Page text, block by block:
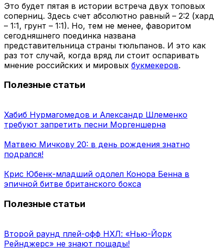
Это будет пятая в истории встреча двух топовых
соперниц. Здесь счет абсолютно равный – 2:2 (хард
– 1:1, грунт – 1:1). Но, тем не менее, фаворитом
сегодняшнего поединка названа
представительница страны тюльпанов. И это как
раз тот случай, когда вряд ли стоит оспаривать
мнение российских и мировых букмекеров.
Полезные статьи
Хабиб Нурмагомедов и Александр Шлеменко
требуют запретить песни Моргеншерна
Матвею Мичкову 20: в день рождения знатно
подрался!
Крис Юбенк-младший одолел Конора Бенна в
эпичной битве британского бокса
Полезные статьи
Второй раунд плей-офф НХЛ: «Нью-Йорк
Рейнджерс» не знают пощады!